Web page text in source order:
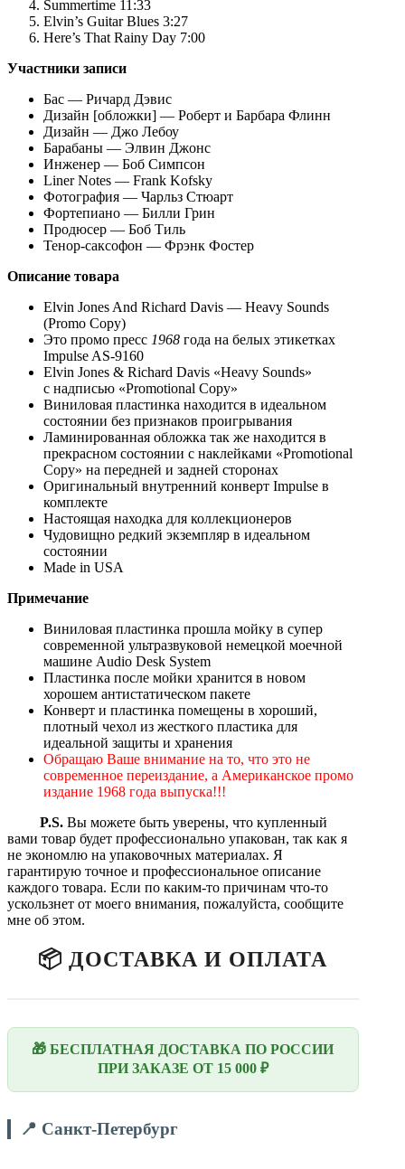
Summertime 11:33
Elvin’s Guitar Blues 3:27
Here’s That Rainy Day 7:00
Участники записи
Бас — Ричард Дэвис
Дизайн [обложки] — Роберт и Барбара Флинн
Дизайн — Джо Лебоу
Барабаны — Элвин Джонс
Инженер — Боб Симпсон
Liner Notes — Frank Kofsky
Фотография — Чарльз Стюарт
Фортепиано — Билли Грин
Продюсер — Боб Тиль
Тенор-саксофон — Фрэнк Фостер
Описание товара
Elvin Jones And Richard Davis — Heavy Sounds
(Promo Copy)
Это промо пресс 1968 года на белых этикетках
Impulse AS-9160
Elvin Jones & Richard Davis «Heavy Sounds»
с надписью «Promotional Copy»
Виниловая пластинка находится в идеальном
состоянии без признаков проигрывания
Ламинированная обложка так же находится в
прекрасном состоянии с наклейками «Promotional
Copy» на передней и задней сторонах
Оригинальный внутренний конверт Impulse в
комплекте
Настоящая находка для коллекционеров
Чудовищно редкий экземпляр в идеальном
состоянии
Made in USA
Примечание
Виниловая пластинка прошла мойку в супер
современной ультразвуковой немецкой моечной
машине Audio Desk System
Пластинка после мойки хранится в новом
хорошем антистатическом пакете
Конверт и пластинка помещены в хороший,
плотный чехол из жесткого пластика для
идеальной защиты и хранения
Обращаю Ваше внимание на то, что это не
современное переиздание, а Американское промо
издание 1968 года выпуска!!!
P.S. Вы можете быть уверены, что купленный
вами товар будет профессионально упакован, так как я
не экономлю на упаковочных материалах. Я
гарантирую точное и профессиональное описание
каждого товара. Если по каким-то причинам что-то
ускользнет от моего внимания, пожалуйста, сообщите
мне об этом.
📦 ДОСТАВКА И ОПЛАТА
🎁 БЕСПЛАТНАЯ ДОСТАВКА ПО РОССИИ
ПРИ ЗАКАЗЕ ОТ 15 000 ₽
📍 Санкт-Петербург